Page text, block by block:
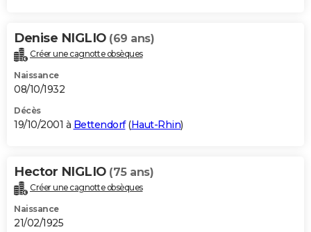
Denise NIGLIO (69 ans)
Créer une cagnotte obsèques
Naissance
08/10/1932
Décès
19/10/2001 à Bettendorf(Haut-Rhin)
Hector NIGLIO (75 ans)
Créer une cagnotte obsèques
Naissance
21/02/1925